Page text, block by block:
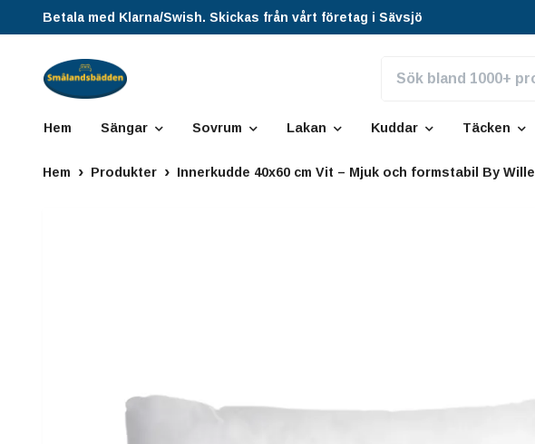
Betala med Klarna/Swish. Skickas från vårt företag i Sävsjö
Hem Sängar Sovrum Lakan Kuddar Täcken
Hem Produkter Innerkudde 40x60 cm Vit – Mjuk och formstabil By Wille